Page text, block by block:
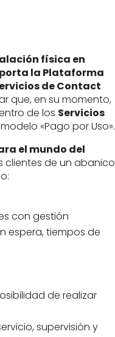
física en
la Plataforma
de Contact
que, en su momento,
de los Servicios
«Pago por Uso».
el mundo del
clientes de un abanico
con gestión
espera, tiempos de
de realizar
supervisión y